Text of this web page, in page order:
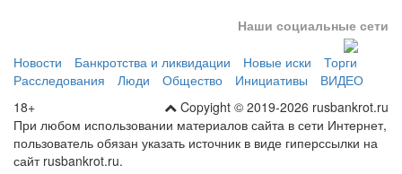
Наши социальные сети
Новости Банкротства и ликвидации Новые иски
Торги
Расследования
Люди Общество Инициативы
ВИДЕО
Copyight © 2019-2026 rusbankrot.ru
18+
При любом использовании материалов сайта в сети Интернет,
пользователь обязан указать источник в виде гиперссылки на
сайт rusbankrot.ru.